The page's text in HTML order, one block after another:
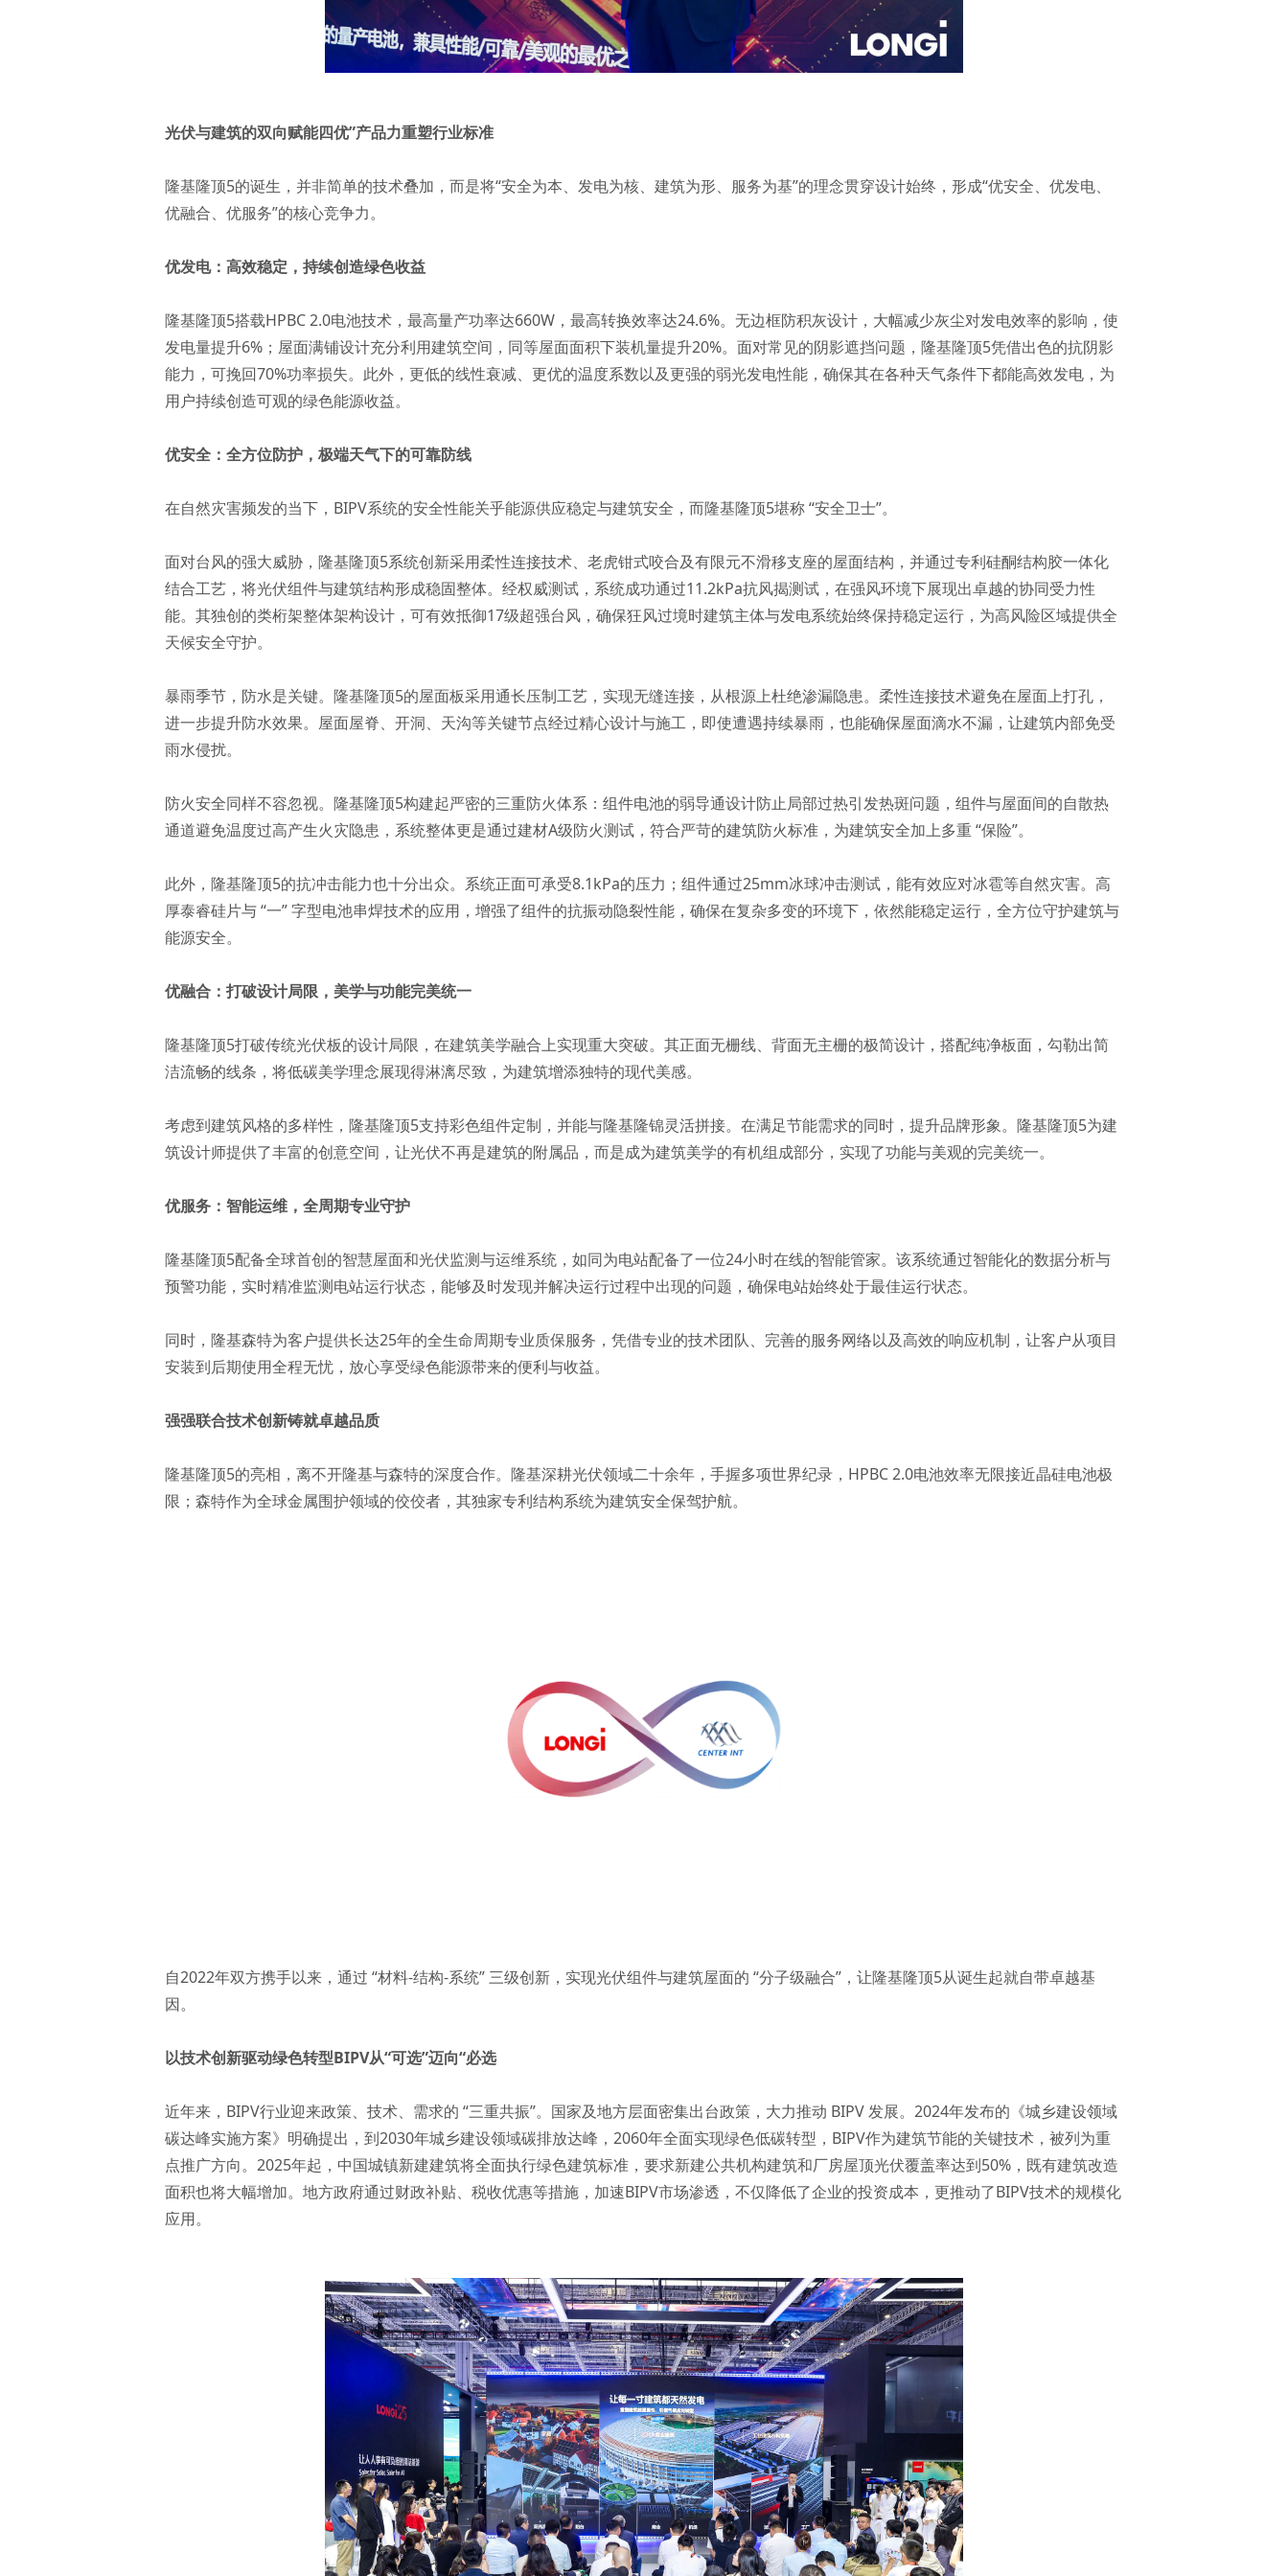
光伏与建筑的双向赋能四优”产品力重塑行业标准
隆基隆顶5的诞生，并非简单的技术叠加，而是将“安全为本、发电为核、建筑为形、服务为基”的理念贯穿设计始终，形成“优安全、优发电、
优融合、优服务”的核心竞争力。
优发电：高效稳定，持续创造绿色收益
隆基隆顶5搭载HPBC 2.0电池技术，最高量产功率达660W，最高转换效率达24.6%。无边框防积灰设计，大幅减少灰尘对发电效率的影响，使
发电量提升6%；屋面满铺设计充分利用建筑空间，同等屋面面积下装机量提升20%。面对常见的阴影遮挡问题，隆基隆顶5凭借出色的抗阴影
能力，可挽回70%功率损失。此外，更低的线性衰减、更优的温度系数以及更强的弱光发电性能，确保其在各种天气条件下都能高效发电，为
用户持续创造可观的绿色能源收益。
优安全：全方位防护，极端天气下的可靠防线
在自然灾害频发的当下，BIPV系统的安全性能关乎能源供应稳定与建筑安全，而隆基隆顶5堪称 “安全卫士”。
面对台风的强大威胁，隆基隆顶5系统创新采用柔性连接技术、老虎钳式咬合及有限元不滑移支座的屋面结构，并通过专利硅酮结构胶一体化
结合工艺，将光伏组件与建筑结构形成稳固整体。经权威测试，系统成功通过11.2kPa抗风揭测试，在强风环境下展现出卓越的协同受力性
能。其独创的类桁架整体架构设计，可有效抵御17级超强台风，确保狂风过境时建筑主体与发电系统始终保持稳定运行，为高风险区域提供全
天候安全守护。
暴雨季节，防水是关键。隆基隆顶5的屋面板采用通长压制工艺，实现无缝连接，从根源上杜绝渗漏隐患。柔性连接技术避免在屋面上打孔，
进一步提升防水效果。屋面屋脊、开洞、天沟等关键节点经过精心设计与施工，即使遭遇持续暴雨，也能确保屋面滴水不漏，让建筑内部免受
雨水侵扰。
防火安全同样不容忽视。隆基隆顶5构建起严密的三重防火体系：组件电池的弱导通设计防止局部过热引发热斑问题，组件与屋面间的自散热
通道避免温度过高产生火灾隐患，系统整体更是通过建材A级防火测试，符合严苛的建筑防火标准，为建筑安全加上多重 “保险”。
此外，隆基隆顶5的抗冲击能力也十分出众。系统正面可承受8.1kPa的压力；组件通过25mm冰球冲击测试，能有效应对冰雹等自然灾害。高
厚泰睿硅片与 “一” 字型电池串焊技术的应用，增强了组件的抗振动隐裂性能，确保在复杂多变的环境下，依然能稳定运行，全方位守护建筑与
能源安全。
优融合：打破设计局限，美学与功能完美统一
隆基隆顶5打破传统光伏板的设计局限，在建筑美学融合上实现重大突破。其正面无栅线、背面无主栅的极简设计，搭配纯净板面，勾勒出简
洁流畅的线条，将低碳美学理念展现得淋漓尽致，为建筑增添独特的现代美感。
考虑到建筑风格的多样性，隆基隆顶5支持彩色组件定制，并能与隆基隆锦灵活拼接。在满足节能需求的同时，提升品牌形象。隆基隆顶5为建
筑设计师提供了丰富的创意空间，让光伏不再是建筑的附属品，而是成为建筑美学的有机组成部分，实现了功能与美观的完美统一。
优服务：智能运维，全周期专业守护
隆基隆顶5配备全球首创的智慧屋面和光伏监测与运维系统，如同为电站配备了一位24小时在线的智能管家。该系统通过智能化的数据分析与
预警功能，实时精准监测电站运行状态，能够及时发现并解决运行过程中出现的问题，确保电站始终处于最佳运行状态。
同时，隆基森特为客户提供长达25年的全生命周期专业质保服务，凭借专业的技术团队、完善的服务网络以及高效的响应机制，让客户从项目
安装到后期使用全程无忧，放心享受绿色能源带来的便利与收益。
强强联合技术创新铸就卓越品质
隆基隆顶5的亮相，离不开隆基与森特的深度合作。隆基深耕光伏领域二十余年，手握多项世界纪录，HPBC 2.0电池效率无限接近晶硅电池极
限；森特作为全球金属围护领域的佼佼者，其独家专利结构系统为建筑安全保驾护航。
自2022年双方携手以来，通过 “材料-结构-系统” 三级创新，实现光伏组件与建筑屋面的 “分子级融合”，让隆基隆顶5从诞生起就自带卓越基
因。
以技术创新驱动绿色转型BIPV从“可选”迈向“必选
近年来，BIPV行业迎来政策、技术、需求的 “三重共振”。国家及地方层面密集出台政策，大力推动 BIPV 发展。2024年发布的《城乡建设领域
碳达峰实施方案》明确提出，到2030年城乡建设领域碳排放达峰，2060年全面实现绿色低碳转型，BIPV作为建筑节能的关键技术，被列为重
点推广方向。2025年起，中国城镇新建建筑将全面执行绿色建筑标准，要求新建公共机构建筑和厂房屋顶光伏覆盖率达到50%，既有建筑改造
面积也将大幅增加。地方政府通过财政补贴、税收优惠等措施，加速BIPV市场渗透，不仅降低了企业的投资成本，更推动了BIPV技术的规模化
应用。